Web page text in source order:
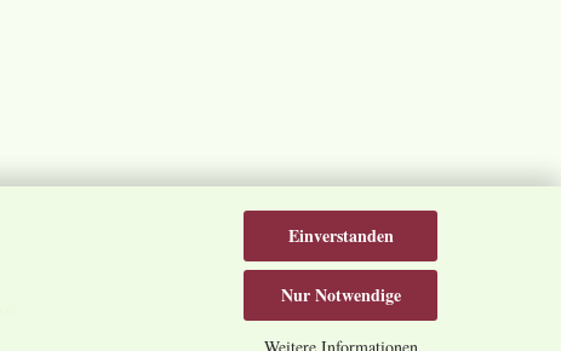
Einverstanden
Nur Notwendige
Weitere Informationen